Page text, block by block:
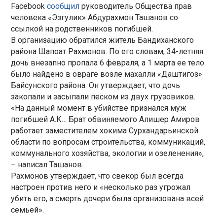
Facebookсообщилруководитель Общества прав
человека «Эзгулик» Абдурахмон Ташанов со
ссылкой на родственников погибшей.
В организацию обратился житель Бандиханского
района Шапоат Рахмонов. По его словам, 34-летняя
дочь внезапно пропала 6 февраля, а 1 марта ее тело
было найдено в овраге возле махалли «Даштигоз»
Байсунского района. Он утверждает, что дочь
закопали и засыпали песком из двух грузовиков.
«На данный момент в убийстве признался муж
погибшей А.К… Брат обвиняемого Алишер Амиров
работает заместителем хокима Сурхандарьинской
области по вопросам строительства, коммуникаций,
коммунального хозяйства, экологии и озеленения»,
– написал Ташанов.
Рахмонов утверждает, что свекор был всегда
настроен против него и «несколько раз угрожал
убить его, а смерть дочери была организована всей
семьей».